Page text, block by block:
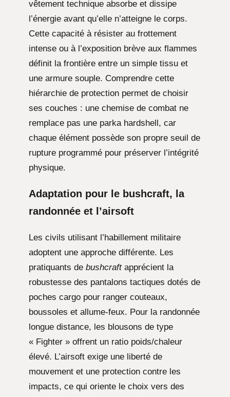
vêtement technique absorbe et dissipe
l’énergie avant qu’elle n’atteigne le corps.
Cette capacité à résister au frottement
intense ou à l’exposition brève aux flammes
définit la frontière entre un simple tissu et
une armure souple. Comprendre cette
hiérarchie de protection permet de choisir
ses couches : une chemise de combat ne
remplace pas une parka hardshell, car
chaque élément possède son propre seuil de
rupture programmé pour préserver l’intégrité
physique.
Adaptation pour le bushcraft, la
randonnée et l’airsoft
Les civils utilisant l’habillement militaire
adoptent une approche différente. Les
pratiquants de bushcraftapprécient la
robustesse des pantalons tactiques dotés de
poches cargo pour ranger couteaux,
boussoles et allume-feux. Pour la randonnée
longue distance, les blousons de type
« Fighter » offrent un ratio poids/chaleur
élevé. L’airsoft exige une liberté de
mouvement et une protection contre les
impacts, ce qui oriente le choix vers des